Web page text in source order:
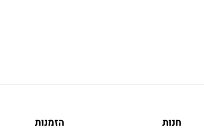
חנות הזמנות